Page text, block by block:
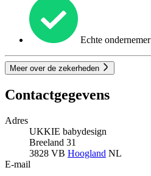
Echte ondernemer
Meer over de zekerheden
Contactgegevens
Adres
UKKIE babydesign
Breeland 31
3828 VB Hoogland NL
E-mail